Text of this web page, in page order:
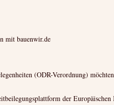
mit bauenwir.de
(ODR-Verordnung)
der